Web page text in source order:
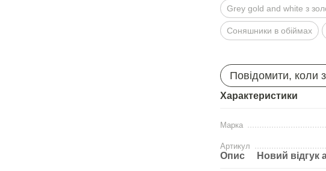
Grey gold and white з
Соняшники в обiймах
Повідомити, коли
Характеристики
Марка
Артикул
Опис Новий відгук